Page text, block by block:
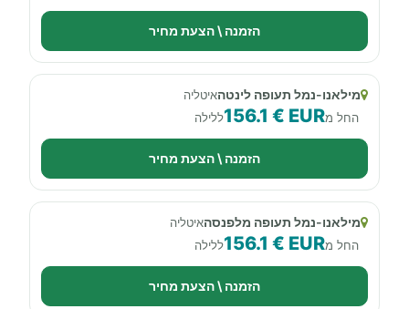
הזמנה \ הצעת מחיר
מילאנו-נמל תעופה לינטהאיטליה
החל מ156.1 € EURללילה
הזמנה \ הצעת מחיר
מילאנו-נמל תעופה מלפנסהאיטליה
החל מ156.1 € EURללילה
הזמנה \ הצעת מחיר